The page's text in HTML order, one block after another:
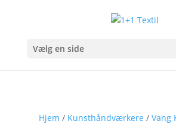
Vælg en side
Hjem / Kunsthåndværkere / Vang